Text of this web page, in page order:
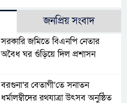
জনপ্রিয় সংবাদ
সরকারি জমিতে বিএনপি নেতার
অবৈধ ঘর গুঁড়িয়ে দিল প্রশাসন
বরগুনা’র বেতাগী’তে সনাতন
ধর্মালম্বীদের রথযাত্রা উৎসব অনুষ্ঠিত